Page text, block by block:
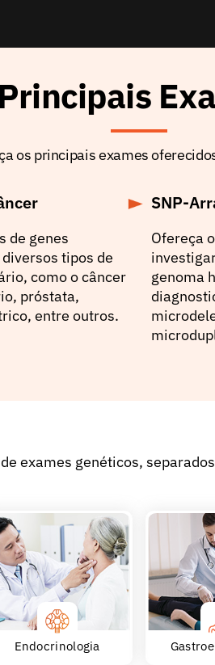
Principais
os principais exames
de genes
tipos de
como o câncer
próstata,
entre outros.
SNP-
Ofereça
genoma
exames genéticos,
Endocrinologia